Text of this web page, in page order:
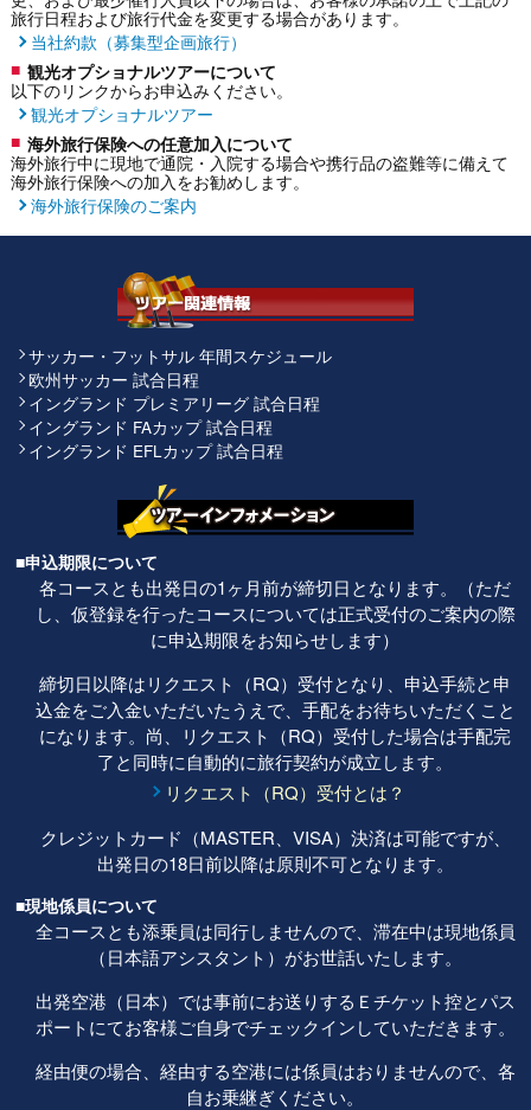
旅行日程および旅行代金を変更する場合があります。
当社約款（募集型企画旅行）
観光オプショナルツアーについて
以下のリンクからお申込みください。
観光オプショナルツアー
海外旅行保険への任意加入について
海外旅行中に現地で通院・入院する場合や携行品の盗難等に備えて
海外旅行保険への加入をお勧めします。
海外旅行保険のご案内
サッカー・フットサル 年間スケジュール
欧州サッカー 試合日程
イングランド プレミアリーグ 試合日程
イングランド FAカップ 試合日程
イングランド EFLカップ 試合日程
■申込期限について
各コースとも出発日の1ヶ月前が締切日となります。（ただ
し、仮登録を行ったコースについては正式受付のご案内の際
に申込期限をお知らせします）
締切日以降はリクエスト（RQ）受付となり、申込手続と申
込金をご入金いただいたうえで、手配をお待ちいただくこと
になります。尚、リクエスト（RQ）受付した場合は手配完
了と同時に自動的に旅行契約が成立します。
リクエスト（RQ）受付とは？
クレジットカード（MASTER、VISA）決済は可能ですが、
出発日の18日前以降は原則不可となります。
■現地係員について
全コースとも添乗員は同行しませんので、滞在中は現地係員
（日本語アシスタント）がお世話いたします。
出発空港（日本）では事前にお送りするＥチケット控とパス
ポートにてお客様ご自身でチェックインしていただきます。
経由便の場合、経由する空港には係員はおりませんので、各
自お乗継ぎください。